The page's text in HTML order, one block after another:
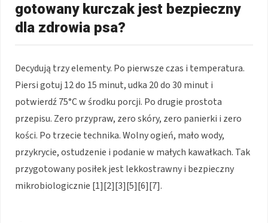
gotowany kurczak jest bezpieczny
dla zdrowia psa?
Decydują trzy elementy. Po pierwsze czas i temperatura.
Piersi gotuj 12 do 15 minut, udka 20 do 30 minut i
potwierdź 75°C w środku porcji. Po drugie prostota
przepisu. Zero przypraw, zero skóry, zero panierki i zero
kości. Po trzecie technika. Wolny ogień, mało wody,
przykrycie, ostudzenie i podanie w małych kawałkach. Tak
przygotowany posiłek jest lekkostrawny i bezpieczny
mikrobiologicznie [1][2][3][5][6][7].